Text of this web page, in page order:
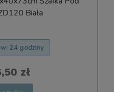
Biała
24 godziny
zł